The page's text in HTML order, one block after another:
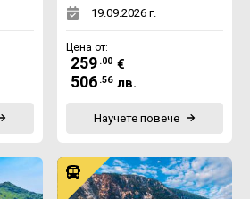
19.09.2026 г.
Цена от:
259 .00 €
506 .56 лв.
Научете повече